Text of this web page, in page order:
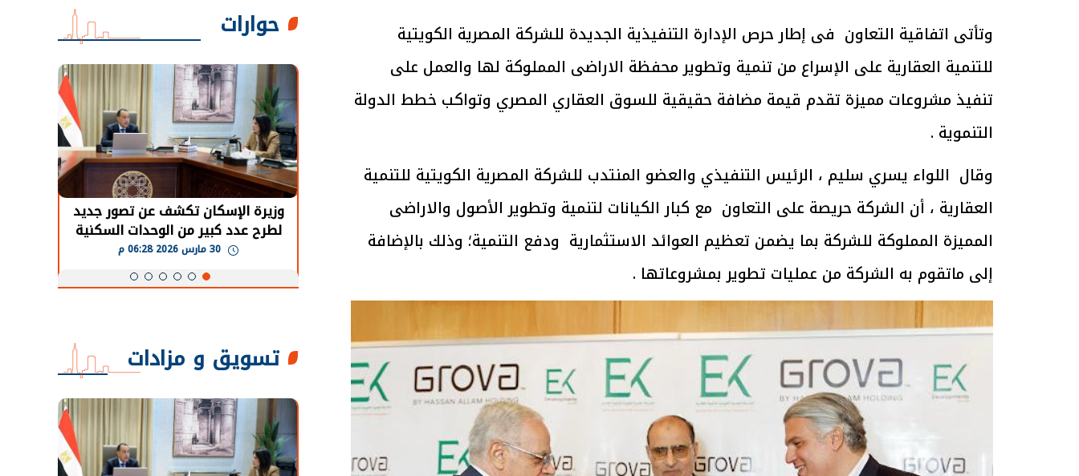
وتأتى اتفاقية التعاون فى إطار حرص الإدارة التنفيذية الجديدة للشركة المصرية الكويتية
للتنمية العقارية على الإسراع من تنمية وتطوير محفظة الاراضى المملوكة لها والعمل على
تنفيذ مشروعات مميزة تقدم قيمة مضافة حقيقية للسوق العقاري المصري وتواكب خطط الدولة
التنموية .
وقال اللواء يسري سليم ، الرئيس التنفيذي والعضو المنتدب للشركة المصرية الكويتية للتنمية
العقارية ، أن الشركة حريصة على التعاون مع كبار الكيانات لتنمية وتطوير الأصول والاراضى
المميزة المملوكة للشركة بما يضمن تعظيم العوائد الاستثمارية ودفع التنمية؛ وذلك بالإضافة
إلى ماتقوم به الشركة من عمليات تطوير بمشروعاتها .
حوارات
رئيس الوزراء يتابع الإجراءات الخاصة
بتنفيذ التوجيهات الرئاسية بطرح وحدات
سكنية بالإيجار للمواطنين
30 مارس 2026 04:40 م
افتتاح «إيجبس 2026» بحضور دولي
واسع.. والبترول: مصر تعزز مكانتها
بوصفها مركزًا إقليميًّا للطاقة
30 مارس 2026 03:59 م
وزيرة الإسكان تكشف عن تصور جديد
لطرح عدد كبير من الوحدات السكنية
بنظام الإيجار 30 مارس 2026 06:28 م
الرئيس السيسي: توقف الأنشطة في
قطاع الطاقة يحتاج إلى سنوات لعودة
معدلات الإنتاج الطبيعية
30 مارس 2026 05:08 م
تسويق و مزادات